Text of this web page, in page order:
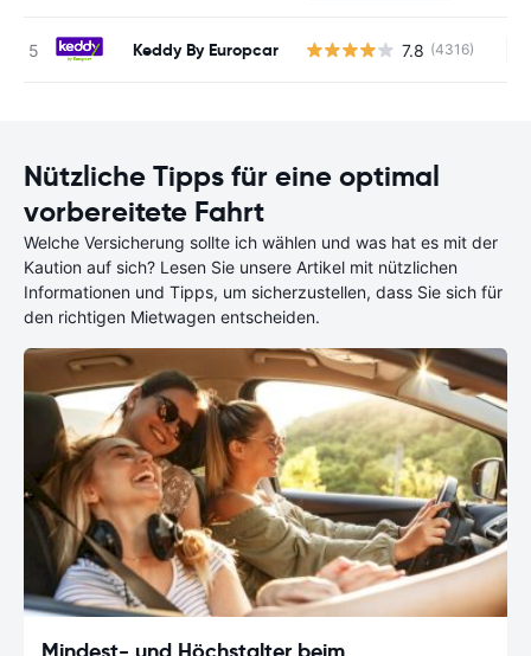
Keddy By Europcar 7.8 (4316)
Nützliche Tipps für eine optimal
vorbereitete Fahrt
Welche Versicherung sollte ich wählen und was hat es mit der
Kaution auf sich? Lesen Sie unsere Artikel mit nützlichen
Informationen und Tipps, um sicherzustellen, dass Sie sich für
den richtigen Mietwagen entscheiden.
Mindest- und Höchstalter beim